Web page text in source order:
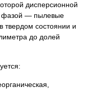
дисперсионной
фазой — пылевые
твердом состоянии и
до долей